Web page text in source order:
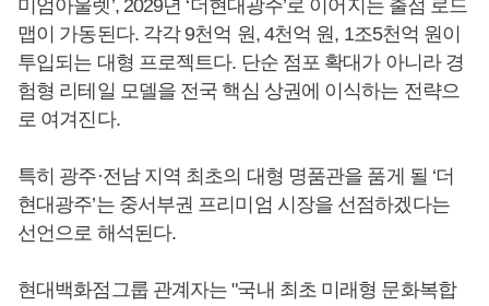
미엄아울렛’, 2029년 ‘더현대광주’로 이어지는 출점 로드
맵이 가동된다. 각각 9천억 원, 4천억 원, 1조5천억 원이
투입되는 대형 프로젝트다. 단순 점포 확대가 아니라 경
험형 리테일 모델을 전국 핵심 상권에 이식하는 전략으
로 여겨진다.
특히 광주·전남 지역 최초의 대형 명품관을 품게 될 ‘더
현대광주’는 중서부권 프리미엄 시장을 선점하겠다는
선언으로 해석된다.
현대백화점그룹 관계자는 "국내 최초 미래형 문화복합